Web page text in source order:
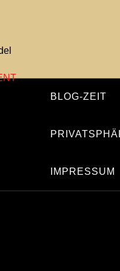
BLOG-ZEIT
IMPRESSUM